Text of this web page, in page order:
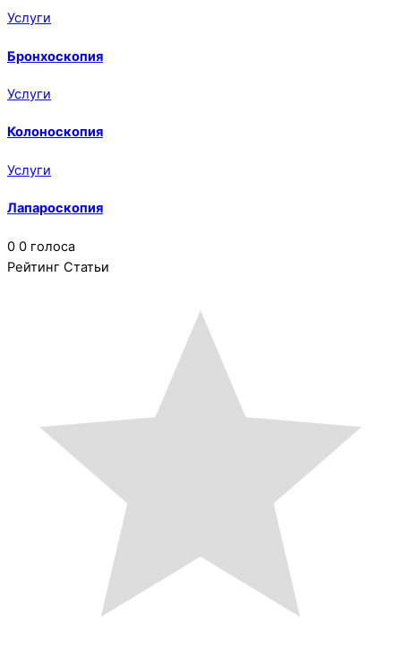
Услуги
Бронхоскопия
Услуги
Колоноскопия
Услуги
Лапароскопия
0 0 голоса
Рейтинг Статьи